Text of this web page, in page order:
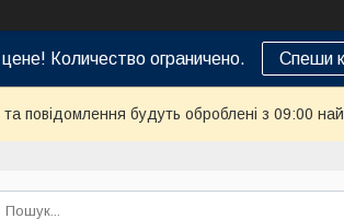
Количество ограничено. Спеши
повідомлення будуть оброблені з 09:00